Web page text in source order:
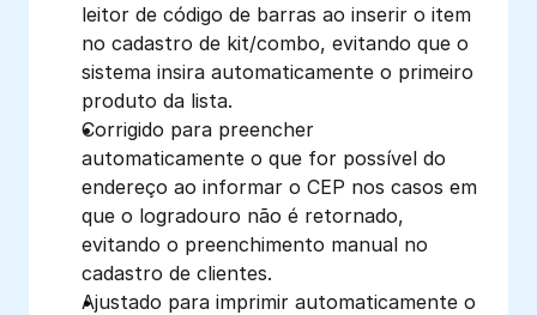
leitor de código de barras ao inserir o item
no cadastro de kit/combo, evitando que o
sistema insira automaticamente o primeiro
produto da lista.
Corrigido para preencher
automaticamente o que for possível do
endereço ao informar o CEP nos casos em
que o logradouro não é retornado,
evitando o preenchimento manual no
cadastro de clientes.
Ajustado para imprimir automaticamente o